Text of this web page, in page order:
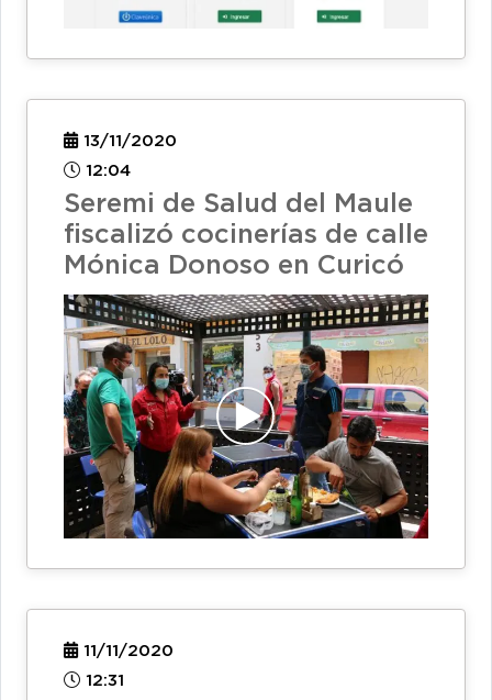
13/11/2020
12:04
Seremi de Salud del Maule
fiscalizó cocinerías de calle
Mónica Donoso en Curicó
11/11/2020
12:31